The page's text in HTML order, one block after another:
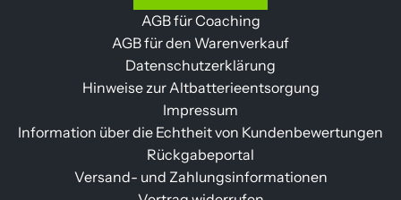
AGB für Coaching
AGB für den Warenverkauf
Datenschutzerklärung
Hinweise zur Altbatterieentsorgung
Impressum
Information über die Echtheit von Kundenbewertungen
Rückgabeportal
Versand- und Zahlungsinformationen